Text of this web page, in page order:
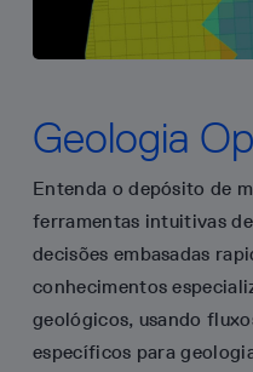
Geologia
Entenda o depósito de
ferramentas intuitivas
decisões embasadas
conhecimentos
geológicos, usando
específicos para